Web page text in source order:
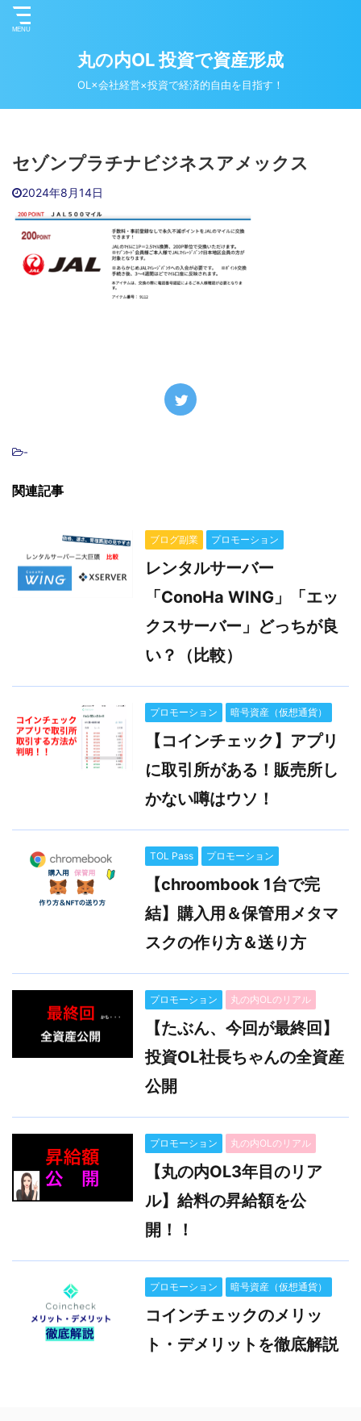
丸の内OL 投資で資産形成
OL×会社経営×投資で経済的自由を目指す！
セゾンプラチナビジネスアメックス
2024年8月14日
-
関連記事
ブログ副業 プロモーション
レンタルサーバー
「ConoHa WING」「エッ
クスサーバー」どっちが良
い？（比較）
プロモーション 暗号資産（仮想通貨）
【コインチェック】アプリ
に取引所がある！販売所し
かない噂はウソ！
TOL Pass プロモーション
【chroombook 1台で完
結】購入用＆保管用メタマ
スクの作り方＆送り方
プロモーション 丸の内OLのリアル
【たぶん、今回が最終回】
投資OL社長ちゃんの全資産
公開
プロモーション 丸の内OLのリアル
【丸の内OL3年目のリア
ル】給料の昇給額を公
開！！
プロモーション 暗号資産（仮想通貨）
コインチェックのメリッ
ト・デメリットを徹底解説